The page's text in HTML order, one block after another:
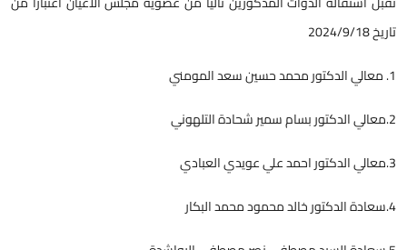
تاريخ 2024/9/18